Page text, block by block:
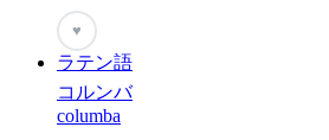
♥
ラテン語
コルンバ
columba